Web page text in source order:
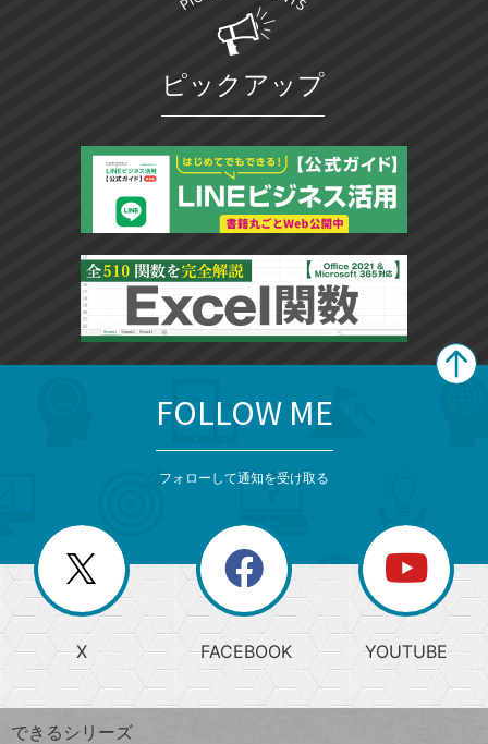
ピックアップ
じ
る
search
検
索
上
昇
ワ
ー
閉
じ
る
ー
か
ら
探
す
FOLLOW ME
フォローして通知を受け取る
X FACEBOOK YOUTUBE
できるシリーズ